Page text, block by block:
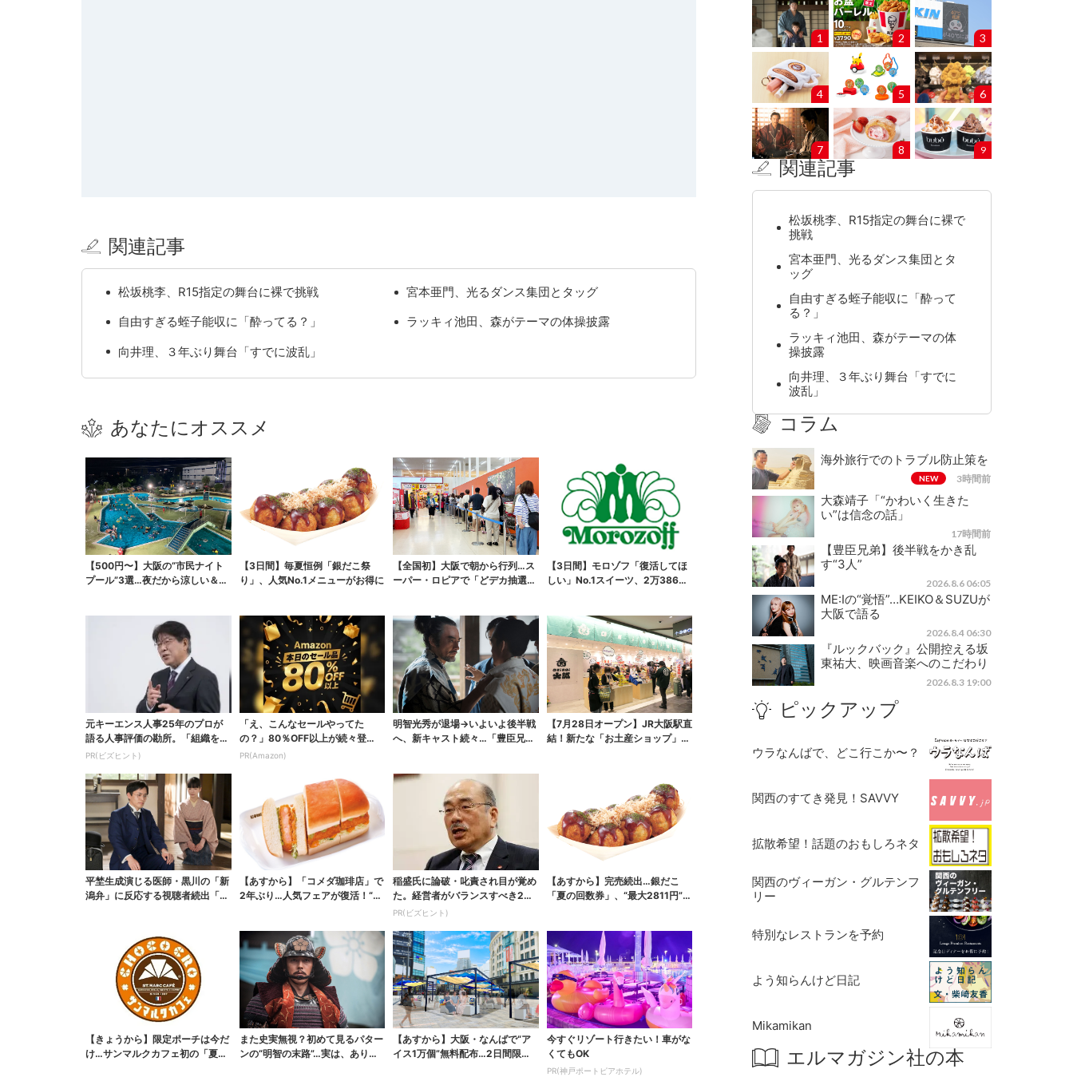
関連記事
松坂桃李、R15指定の舞台に裸で挑戦
宮本亜門、光るダンス集団とタッグ
自由すぎる蛭子能収に「酔ってる？」
ラッキィ池田、森がテーマの体操披露
向井理、３年ぶり舞台「すでに波乱」
あなたにオススメ
【500円〜】大阪の“市民ナイト
プール”3選…夜だから涼しい＆コ
【3日間】毎夏恒例「銀だこ祭
り」、人気No.1メニューがお得に
【全国初】大阪で朝から行列…ス
ーパー・ロピアで「どデカ抽選
【3日間】モロゾフ「復活してほ
しい」No.1スイーツ、2万3865
元キーエンス人事25年のプロが
語る人事評価の勘所。「組織を腐
らせるNG評価」とは...
PR(ビズヒント)
「え、こんなセールやってた
の？」80％OFF以上が続々登
場！Amazonの本気が...
PR(Amazon)
明智光秀が退場→いよいよ後半戦
へ、新キャスト続々…「豊臣兄
【7月28日オープン】JR大阪駅直
結！新たな「お土産ショップ」、
平埜生成演じる医師・黒川の「新
潟弁」に反応する視聴者続出「グ
【あすから】「コメダ珈琲店」で
2年ぶり…人気フェアが復活！“ハ
稲盛氏に論破・叱責され目が覚め
た。経営者がバランスすべき2つ
の背反
PR(ビズヒント)
【あすから】完売続出…銀だこ
「夏の回数券」、“最大2811円”お
【きょうから】限定ポーチは今だ
け…サンマルクカフェ初の「夏福
また史実無視？初めて見るパター
ンの“明智の末路”…実は、ありえ
【あすから】大阪・なんばで“ア
イス1万個”無料配布…2日間限定
今すぐリゾート行きたい！車がな
くてもOK
PR(神戸ポートピアホテル)
1 2 3
4 5 6
7 8 9
関連記事
松坂桃李、R15指定の舞台に裸で
挑戦
宮本亜門、光るダンス集団とタ
ッグ
自由すぎる蛭子能収に「酔って
る？」
ラッキィ池田、森がテーマの体
操披露
向井理、３年ぶり舞台「すでに
波乱」
コラム
海外旅行でのトラブル防止策を
NEW 3時間前
大森靖子「“かわいく生きた
い”は信念の話」
17時間前
【豊臣兄弟】後半戦をかき乱
す“3人”
2026.8.6 06:05
ME:Iの“覚悟”…KEIKO＆SUZUが
大阪で語る
2026.8.4 06:30
『ルックバック』公開控える坂
東祐大、映画音楽へのこだわり
2026.8.3 19:00
ピックアップ
ウラなんばで、どこ行こか〜？
関西のすてき発見！SAVVY
拡散希望！話題のおもしろネタ
関西のヴィーガン・グルテンフ
リー
特別なレストランを予約
よう知らんけど日記
Mikamikan
エルマガジン社の本